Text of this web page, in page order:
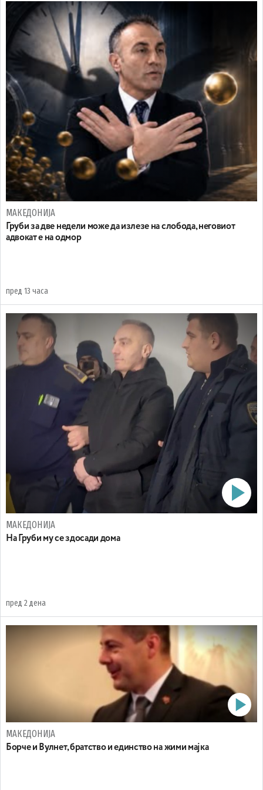
МАКЕДОНИЈА
Груби за две недели може да излезе на слобода, неговиот
адвокат е на одмор
пред 13 часа
МАКЕДОНИЈА
На Груби му се здосади дома
пред 2 дена
МАКЕДОНИЈА
Борче и Вулнет, братство и единство на жими мајка